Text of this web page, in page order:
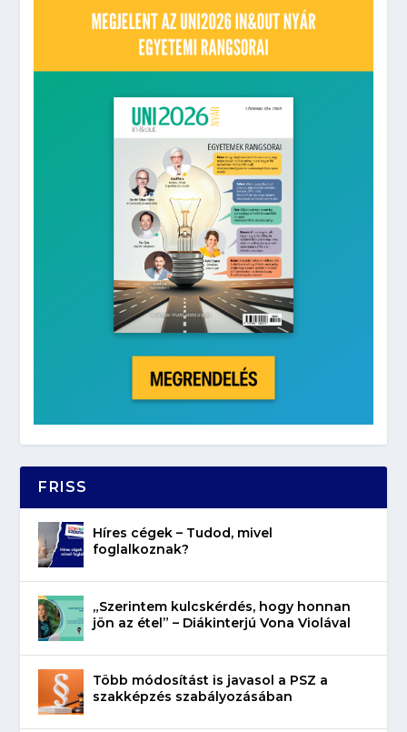
FRISS
Híres cégek – Tudod, mivel
foglalkoznak?
„Szerintem kulcskérdés, hogy honnan
jön az étel” – Diákinterjú Vona Violával
Több módosítást is javasol a PSZ a
szakképzés szabályozásában